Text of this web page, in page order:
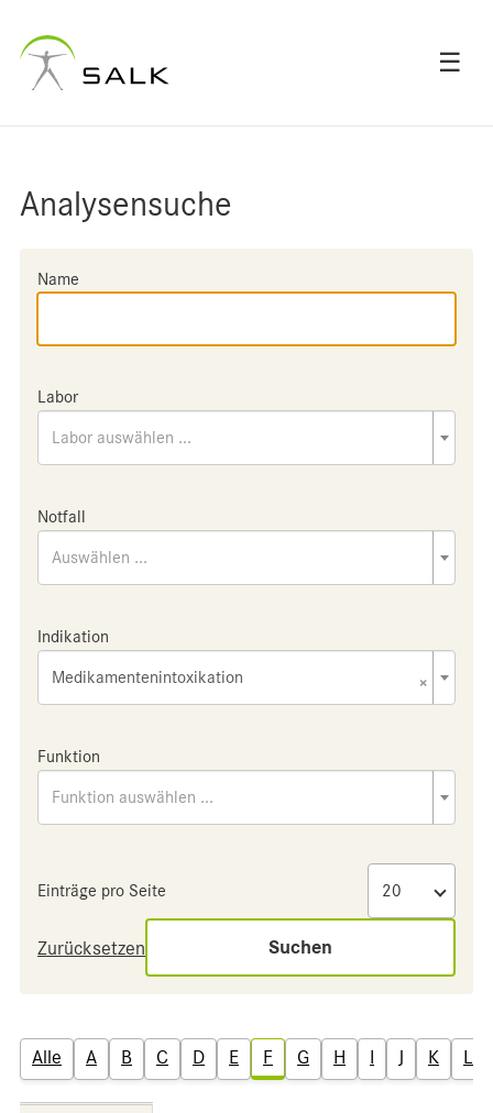
☰
Analysensuche
Name
Labor
Labor auswählen ...
Notfall
Auswählen ...
Indikation
×
Medikamentenintoxikation
Funktion
Funktion auswählen ...
Einträge pro Seite
Zurücksetzen Suchen
Alle A B C D E F G H I J K L